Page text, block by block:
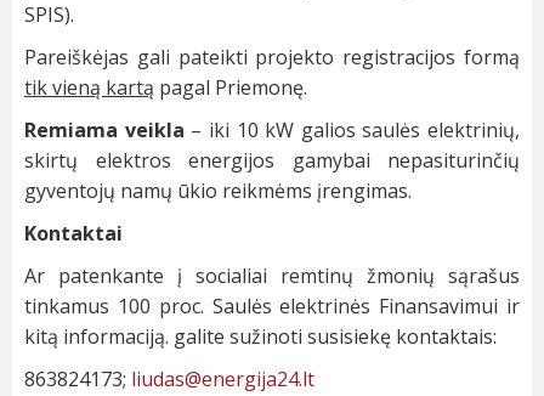
SPIS).
Pareiškėjas gali pateikti projekto registracijos formą
tik vieną kartą pagal Priemonę.
Remiama veikla – iki 10 kW galios saulės elektrinių,
skirtų elektros energijos gamybai nepasiturinčių
gyventojų namų ūkio reikmėms įrengimas.
Kontaktai
Ar patenkante į socialiai remtinų žmonių sąrašus
tinkamus 100 proc. Saulės elektrinės Finansavimui ir
kitą informaciją. galite sužinoti susisiekę kontaktais:
863824173; liudas@energija24.lt